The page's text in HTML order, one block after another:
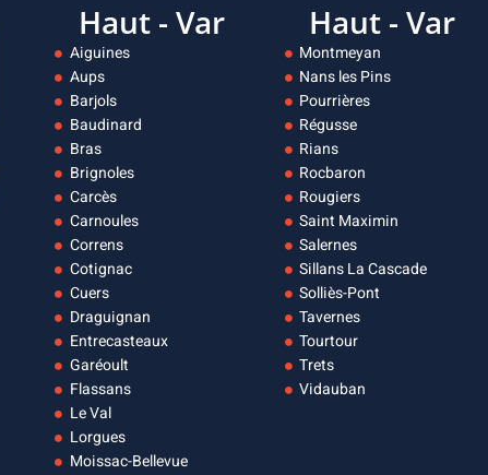
Haut - Var
Aiguines
Aups
Barjols
Baudinard
Bras
Brignoles
Carcès
Carnoules
Correns
Cotignac
Cuers
Draguignan
Entrecasteaux
Garéoult
Flassans
Le Val
Lorgues
Moissac-Bellevue
Haut - Var
Montmeyan
Nans les Pins
Pourrières
Régusse
Rians
Rocbaron
Rougiers
Saint Maximin
Salernes
Sillans La Cascade
Solliès-Pont
Tavernes
Tourtour
Trets
Vidauban